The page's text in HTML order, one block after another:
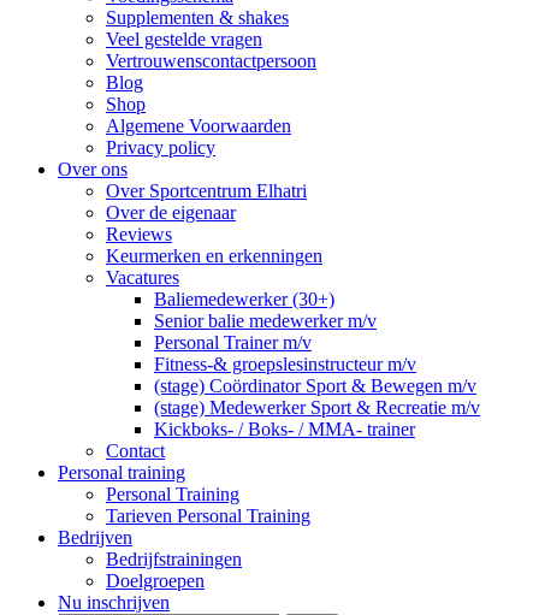
Supplementen & shakes
Veel gestelde vragen
Vertrouwenscontactpersoon
Blog
Shop
Algemene Voorwaarden
Privacy policy
Over ons
Over Sportcentrum Elhatri
Over de eigenaar
Reviews
Keurmerken en erkenningen
Vacatures
Baliemedewerker (30+)
Senior balie medewerker m/v
Personal Trainer m/v
Fitness-& groepslesinstructeur m/v
(stage) Coördinator Sport & Bewegen m/v
(stage) Medewerker Sport & Recreatie m/v
Kickboks- / Boks- / MMA- trainer
Contact
Personal training
Personal Training
Tarieven Personal Training
Bedrijven
Bedrijfstrainingen
Doelgroepen
Nu inschrijven